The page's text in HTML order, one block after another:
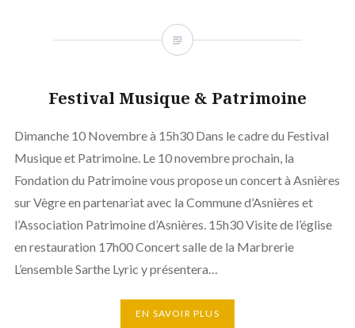
Festival Musique & Patrimoine
Dimanche 10 Novembre à 15h30 Dans le cadre du Festival
Musique et Patrimoine. Le 10 novembre prochain, la
Fondation du Patrimoine vous propose un concert à Asnières
sur Vègre en partenariat avec la Commune d’Asnières et
l’Association Patrimoine d’Asnières. 15h30 Visite de l’église
en restauration 17h00 Concert salle de la Marbrerie
L’ensemble Sarthe Lyric y présentera…
EN SAVOIR PLUS